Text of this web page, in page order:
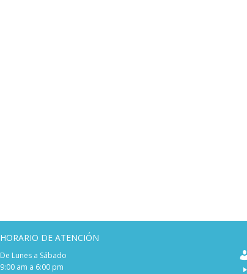
HORARIO DE ATENCIÓN
De Lunes a Sábado
9:00 am a 6:00 pm